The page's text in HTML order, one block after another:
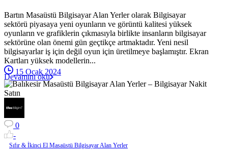
Bartın Masaüstü Bilgisayar Alan Yerler olarak Bilgisayar
sektörü piyasaya yeni oyunların ve görüntü kalitesi yüksek
oyunların ve grafiklerin çıkmasıyla birlikte insanların bilgisayar
sektörüne olan önemi gün geçtikçe artmaktadır. Yeni nesil
bilgisayarlar iş için değil oyun için üretilmeye başlamıştır. Ekran
Kartları yüksek modellerin...
15 Ocak 2024
Devamını oku
0
-
Sıfır & İkinci El Masaüstü Bilgisayar Alan Yerler